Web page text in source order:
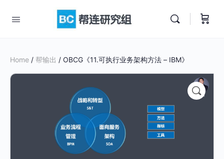
Home / 帮输出 / OBCG《11.可执行业务架构方法 – IBM》